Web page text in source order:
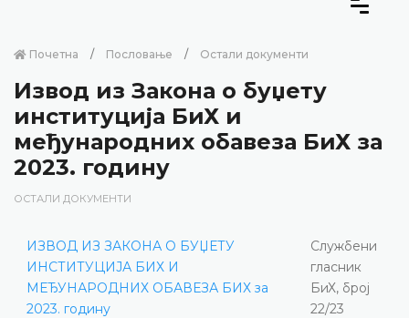
Почетна Пословање Остали документи
Извод из Закона о буџету
институција БиХ и
међународних обавеза БиХ за
2023. годину
ОСТАЛИ ДОКУМЕНТИ
ИЗВОД ИЗ ЗАКОНА О БУЏЕТУ
ИНСТИТУЦИЈА БИХ И
МЕЂУНАРОДНИХ ОБАВЕЗА БИХ за
2023. годину
Службени
гласник
БиХ, број
22/23